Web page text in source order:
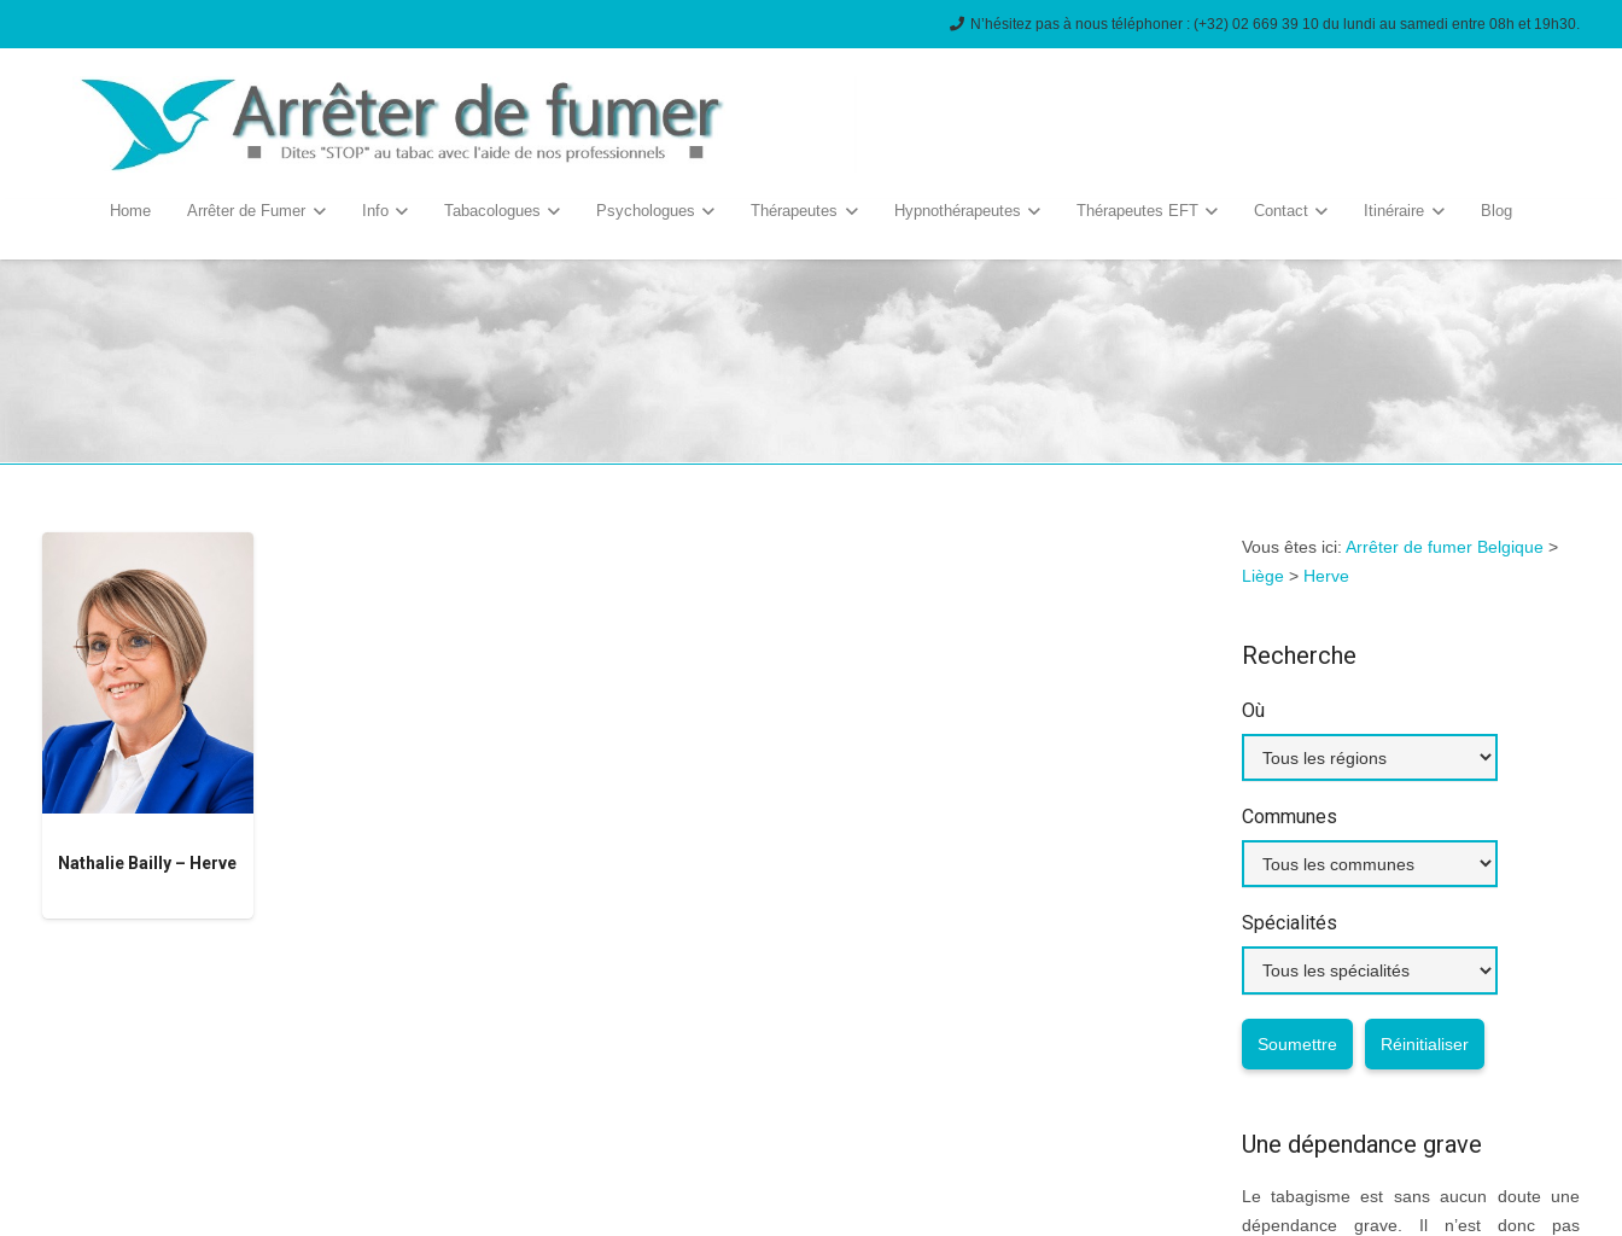
N’hésitez pas à nous téléphoner : (+32) 02 669 39 10 du lundi au samedi entre 08h et 19h30.
Home Arrêter de Fumer Info Tabacologues Psychologues Thérapeutes Hypnothérapeutes Thérapeutes EFT Contact Itinéraire Blog
Nathalie Bailly – Herve
Vous êtes ici: Arrêter de fumer Belgique>
Liège> Herve
Recherche
Où
Communes
Spécialités
Une dépendance grave
Le tabagisme est sans aucun doute une
dépendance grave. Il n’est donc pas